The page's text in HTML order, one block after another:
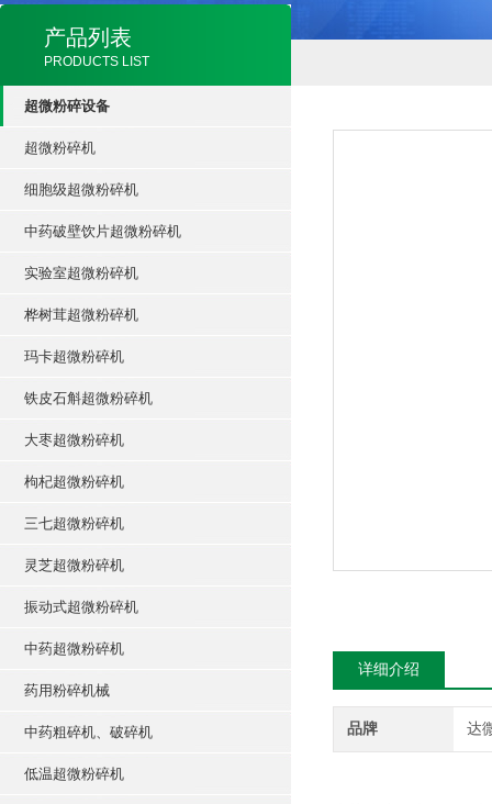
产品列表
PRODUCTS LIST
超微粉碎设备
超微粉碎机
细胞级超微粉碎机
中药破壁饮片超微粉碎机
实验室超微粉碎机
桦树茸超微粉碎机
玛卡超微粉碎机
铁皮石斛超微粉碎机
大枣超微粉碎机
枸杞超微粉碎机
三七超微粉碎机
灵芝超微粉碎机
振动式超微粉碎机
中药超微粉碎机
药用粉碎机械
中药粗碎机、破碎机
低温超微粉碎机
详细介绍
品牌 达